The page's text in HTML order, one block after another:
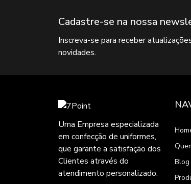
Cadastre-se na nossa
Inscreva-se para receber
novidades.
Uma Empresa especializada
em confecção de uniformes,
que garante a satisfação dos
Clientes através do
atendimento personalizado.
Blog